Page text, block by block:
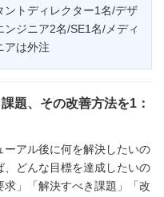
ントディレクター1名/デザ
ジニア2名/SE1名/メディ
アは外注
題、その改善方法を1：
ーアル後に何を解決したいの
どんな目標を達成したいの
」「解決すべき課題」「改